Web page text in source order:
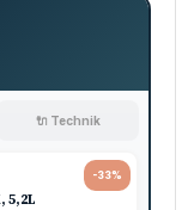
🔌 Technik
-33%
5,2L